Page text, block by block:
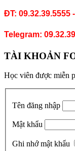
ĐT: 09.32.39.5555
Telegram:
TÀI KHOẢN
Học viên được miễn
Tên đăng nhập
Mật khẩu
Ghi nhớ mật khẩu